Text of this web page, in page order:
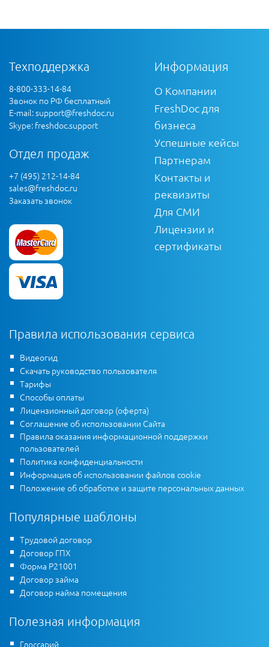
Техподдержка
8-800-333-14-84
Звонок по РФ бесплатный
E-mail:support@freshdoc.ru
Skype: freshdoc.support
Отдел продаж
+7 (495) 212-14-84
sales@freshdoc.ru
Заказать звонок
Информация
О Компании
FreshDoc для
бизнеса
Успешные кейсы
Партнерам
Контакты и
реквизиты
Для СМИ
Лицензии и
сертификаты
Правила использования сервиса
Видеогид
Скачать руководство пользователя
Тарифы
Способы оплаты
Лицензионный договор (оферта)
Соглашение об использовании Сайта
Правила оказания информационной поддержки
пользователей
Политика конфиденциальности
Информация об использовании файлов cookie
Положение об обработке и защите персональных данных
Популярные шаблоны
Трудовой договор
Договор ГПХ
Форма Р21001
Договор займа
Договор найма помещения
Полезная информация
Глоссарий